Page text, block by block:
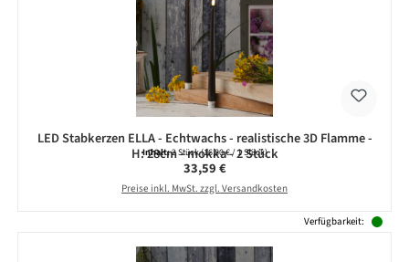
LED Stabkerzen ELLA - Echtwachs - realistische 3D Flamme -
H: 28cm - mokka - 2 Stück
Inhalt:2 Stück(16,80 € / 1 Stück)
Regulärer Preis:
33,59 €
Preise inkl. MwSt. zzgl. Versandkosten
Verfügbarkeit: